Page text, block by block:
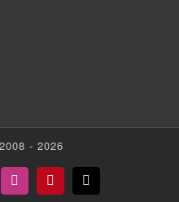
- 2026
InstagramPinterest
E-
Mail